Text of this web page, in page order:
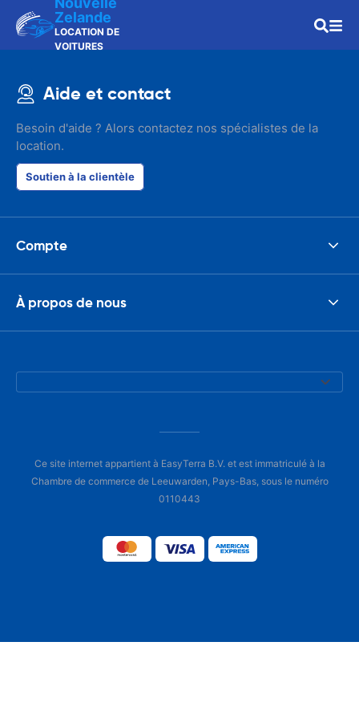
Zelande
LOCATION DE
VOITURES
Aide et contact
Besoin d'aide ? Alors contactez nos spécialistes de la
location.
Soutien à la clientèle
Compte
À propos de nous
Ce site internet appartient à EasyTerra B.V. et est immatriculé à la
Chambre de commerce de Leeuwarden, Pays-Bas, sous le numéro
0110443